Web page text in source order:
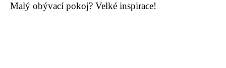
Malý obývací pokoj? Velké inspirace!